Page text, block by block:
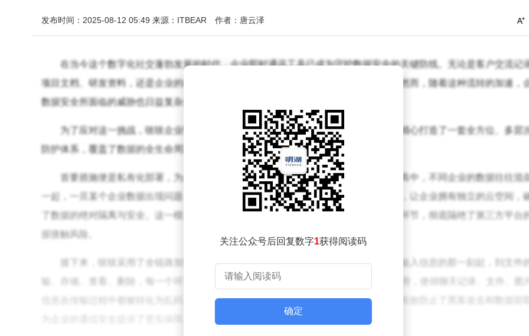
发布时间：2025-08-12 05:49 来源：ITBEAR 作者：唐云泽
在当今这个数字化社交蓬勃发展的时代，企业即时通讯工具已成为守护数据安全的关键防线。无论是客户交流记
项目文档、研发资料，还是企业的核心战略决策，都频繁通过这些平台在团队间流转。然而，随着这种流转的加速，
数据安全所面临的威胁也日益复杂多变。
为了应对这一挑战，吱吱企业即时通讯平台挺身而出，致力于捍卫企业数据主权，精心打造了一套全方位、多层
防护体系，覆盖了数据的全生命周期和员工行为的各个场景。
首要措施便是私有化部署，为企业数据筑起一道坚固的保险墙。在传统企业通讯工具中，不同企业的数据往往混
一起，一旦某个企业数据出现问题，很可能波及到其他企业。而吱吱则通过私有化部署，让企业拥有独立的云空间，
了数据的绝对隔离与安全。这一模式下，企业可以自主掌控数据从生成到销毁的每一个环节，彻底隔绝了第三方平台
据接触风险。
接下来，吱吱采用了全链路加密技术，让数据在传输过程中如同隐身一般。从员工输入信息的那一刻起，到文件
输、存储、查看、删除，每一个环节都经过了严格的加密处理。AES-256加密算法的应用，使得聊天记录、文件、图
信息在传输过程中都被转化为乱码，只有接收方才能通过专属密钥进行解密。这一举措有效防止了黑客攻击和数据窃
关注公众号后回复数字1获得阅读码
确定